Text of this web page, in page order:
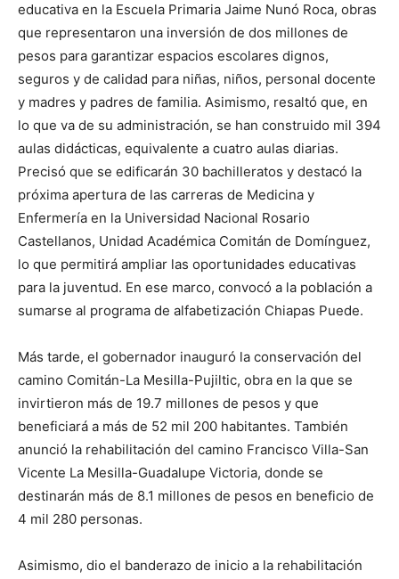
educativa en la Escuela Primaria Jaime Nunó Roca, obras
que representaron una inversión de dos millones de
pesos para garantizar espacios escolares dignos,
seguros y de calidad para niñas, niños, personal docente
y madres y padres de familia. Asimismo, resaltó que, en
lo que va de su administración, se han construido mil 394
aulas didácticas, equivalente a cuatro aulas diarias.
Precisó que se edificarán 30 bachilleratos y destacó la
próxima apertura de las carreras de Medicina y
Enfermería en la Universidad Nacional Rosario
Castellanos, Unidad Académica Comitán de Domínguez,
lo que permitirá ampliar las oportunidades educativas
para la juventud. En ese marco, convocó a la población a
sumarse al programa de alfabetización Chiapas Puede.
Más tarde, el gobernador inauguró la conservación del
camino Comitán-La Mesilla-Pujiltic, obra en la que se
invirtieron más de 19.7 millones de pesos y que
beneficiará a más de 52 mil 200 habitantes. También
anunció la rehabilitación del camino Francisco Villa-San
Vicente La Mesilla-Guadalupe Victoria, donde se
destinarán más de 8.1 millones de pesos en beneficio de
4 mil 280 personas.
Asimismo, dio el banderazo de inicio a la rehabilitación